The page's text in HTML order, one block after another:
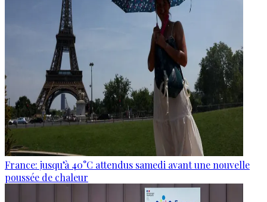
France: jusqu’à 40°C attendus samedi avant une nouvelle
poussée de chaleur